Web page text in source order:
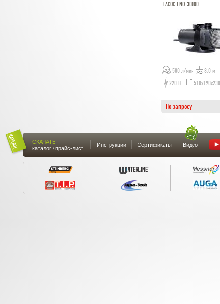
НАСОС ENO 30000
500 л/мин
8,0 м
220 В
По запросу
СКАЧАТЬ
каталог / прайс-лист
Инструкции Сертификаты Видео